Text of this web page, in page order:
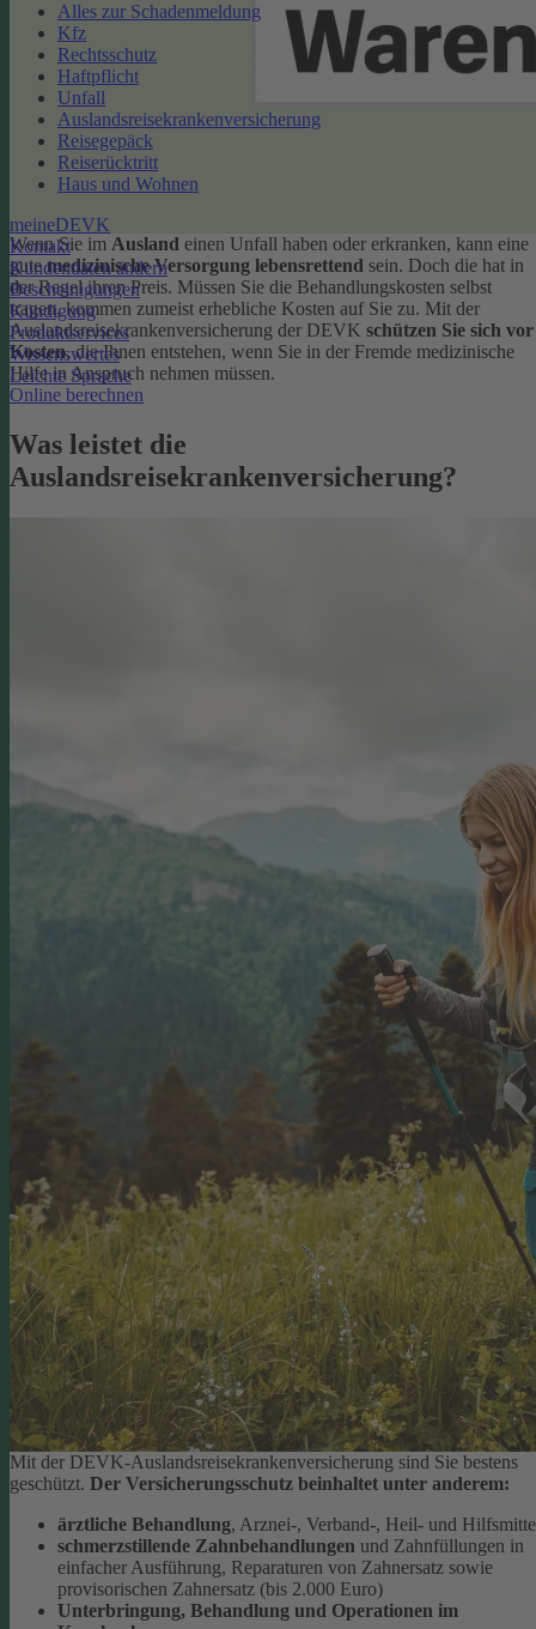
Alles zur Schadenmeldung
Kfz
Rechtsschutz
Haftpflicht
Unfall
Auslandsreisekrankenversicherung
Reisegepäck
Reiserücktritt
Haus und Wohnen
meineDEVK
Kontakt
Kundendaten ändern
Bescheinigungen
Kündigung
Produktservices
Wissenswertes
Leichte Sprache
Wenn Sie im Ausland einen Unfall haben oder erkranken, kann eine
gutemedizinische Versorgung lebensrettend sein. Doch die hat in
der Regel ihren Preis. Müssen Sie die Behandlungskosten selbst
tragen, kommen zumeist erhebliche Kosten auf Sie zu. Mit der
Auslandsreisekrankenversicherung der DEVK schützen Sie sich vor
Kosten, die Ihnen entstehen, wenn Sie in der Fremde medizinische
Hilfe in Anspruch nehmen müssen.
Online berechnen
Was leistet die
Auslandsreisekrankenversicherung?
Mit der DEVK-Auslandsreisekrankenversicherung sind Sie bestens
geschützt. Der Versicherungsschutz beinhaltet unter anderem:
ärztliche Behandlung, Arznei-, Verband-, Heil- und
schmerzstillende Zahnbehandlungen und Zahnfüllungen in
einfacher Ausführung, Reparaturen von Zahnersatz sowie
provisorischen Zahnersatz (bis 2.000 Euro)
Unterbringung, Behandlung und Operationen im